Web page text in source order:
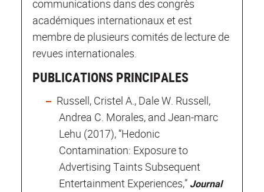
communications dans des congrès
académiques internationaux et est
membre de plusieurs comités de lecture de
revues internationales.
PUBLICATIONS PRINCIPALES
Russell, Cristel A., Dale W. Russell,
Andrea C. Morales, and Jean-marc
Lehu (2017), “Hedonic
Contamination: Exposure to
Advertising Taints Subsequent
Entertainment Experiences,” Journal